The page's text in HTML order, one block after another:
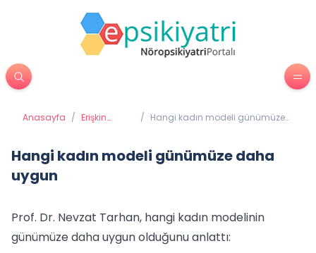
Anasayfa / Erişkin
/ Hangi kadın modeli günümüze
Hangi kadın modeli günümüze daha
uygun
Prof. Dr. Nevzat Tarhan, hangi kadın modelinin
günümüze daha uygun olduğunu anlattı: